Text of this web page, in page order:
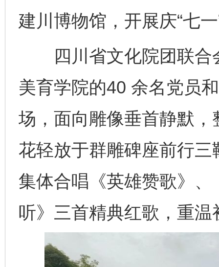
建川博物馆，开展庆“七
四川省文化院团联合
美育学院的40 余名党员
场，面向雕像垂首静默
花轻放于群雕碑座前行
集体合唱《英雄赞歌》
听》三首精典红歌，重温